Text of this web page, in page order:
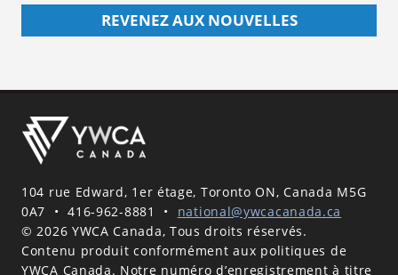
REVENEZ AUX NOUVELLES
104 rue Edward, 1er étage, Toronto ON, Canada M5G
0A7
• 416-962-8881 •
national@ywcacanada.ca
© 2026 YWCA Canada, Tous droits réservés.
Contenu produit conformément aux politiques de
YWCA Canada. Notre numéro d’enregistrement à titre